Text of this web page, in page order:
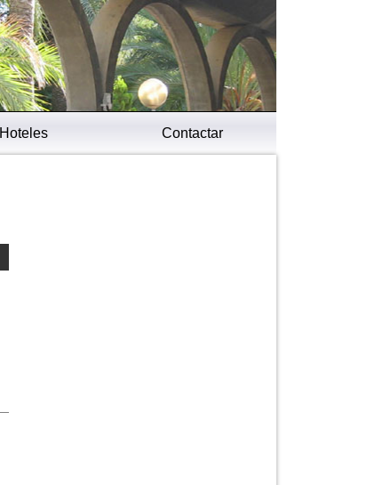
Hoteles Contactar